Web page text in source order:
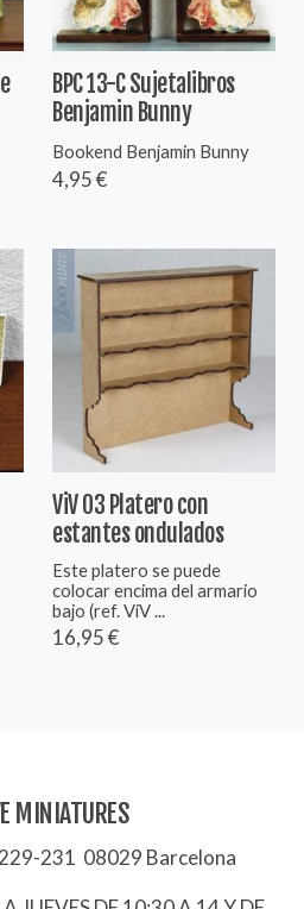
BPC 13-C Sujetalibros
Benjamin Bunny
Bookend Benjamin Bunny
4,95 €
ViV 03 Platero con
estantes ondulados
Este platero se puede
colocar encima del armario
bajo (ref. ViV ...
16,95 €
MINIATURES
231 08029 Barcelona